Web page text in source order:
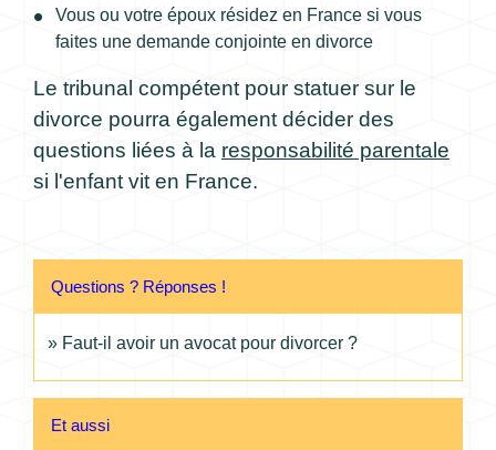
Vous ou votre époux résidez en France si vous
faites une demande conjointe en divorce
Le tribunal compétent pour statuer sur le
divorce pourra également décider des
questions liées à la responsabilité parentale
si l'enfant vit en France.
Questions ? Réponses !
Faut-il avoir un avocat pour divorcer ?
Et aussi